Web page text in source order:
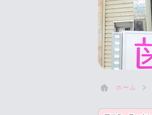
ホーム